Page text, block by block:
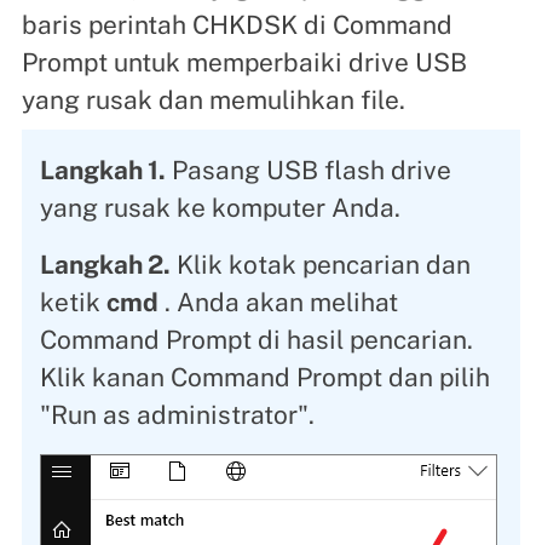
baris perintah CHKDSK di Command
Prompt untuk memperbaiki drive USB
yang rusak dan memulihkan file.
Langkah 1. Pasang USB flash drive
yang rusak ke komputer Anda.
Langkah 2. Klik kotak pencarian dan
ketik cmd . Anda akan melihat
Command Prompt di hasil pencarian.
Klik kanan Command Prompt dan pilih
"Run as administrator".